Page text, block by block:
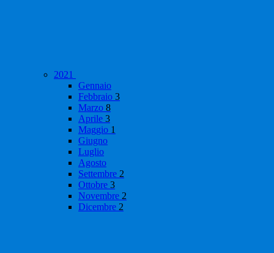
2021
Gennaio
Febbraio 3
Marzo 8
Aprile 3
Maggio 1
Giugno
Luglio
Agosto
Settembre 2
Ottobre 3
Novembre 2
Dicembre 2